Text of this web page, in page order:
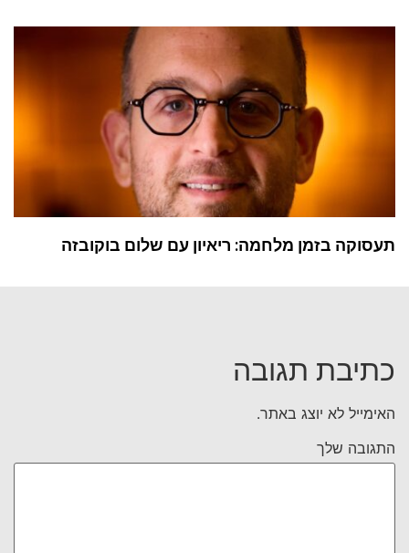
תעסוקה בזמן מלחמה: ריאיון עם שלום בוקובזה
כתיבת תגובה
האימייל לא יוצג באתר.
התגובה שלך